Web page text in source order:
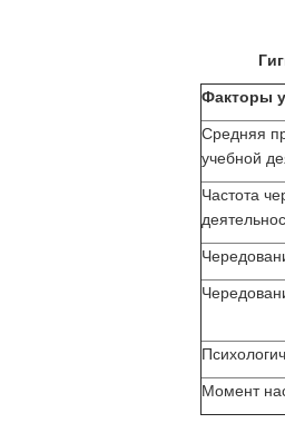
Факторы
Средняя
учебной
Частота
Момент